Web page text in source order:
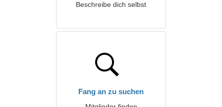
Beschreibe dich selbst
Fang an zu suchen